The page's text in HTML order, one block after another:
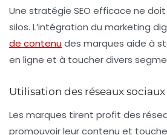
Une stratégie SEO efficace ne
silos. L’intégration du marketing
de contenudes marques aide à
en ligne et à toucher divers
Utilisation des réseaux
Les marques tirent profit des
promouvoir leur contenu et